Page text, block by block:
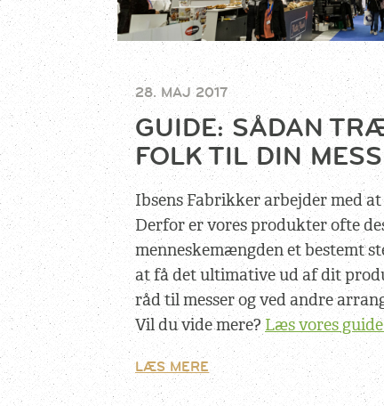
28. MAJ 2017
GUIDE: SÅDAN
FOLK TIL DIN
Ibsens Fabrikker arbejder med
Derfor er vores produkter ofte
menneskemængden et bestemt
at få det ultimative ud af dit
råd til messer og ved andre
Vil du vide mere?Læs vores
LÆS MERE